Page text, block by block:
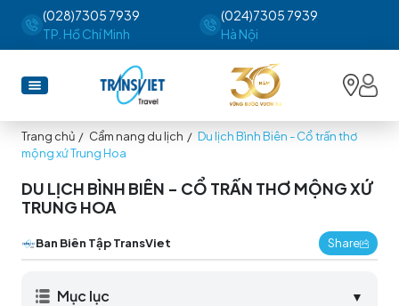
(028)7305 7939
TP. Hồ Chí Minh
(024)7305 7939
Hà Nội
Trang chủ / Cẩm nang du lịch / Du lịch Bình Biên - Cổ trấn thơ
mộng xứ Trung Hoa
DU LỊCH BÌNH BIÊN - CỔ TRẤN THƠ MỘNG XỨ
TRUNG HOA
Ban Biên Tập TransViet Share
Mục lục ▼